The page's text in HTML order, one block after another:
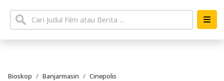
Bioskop Banjarmasin Cinepolis